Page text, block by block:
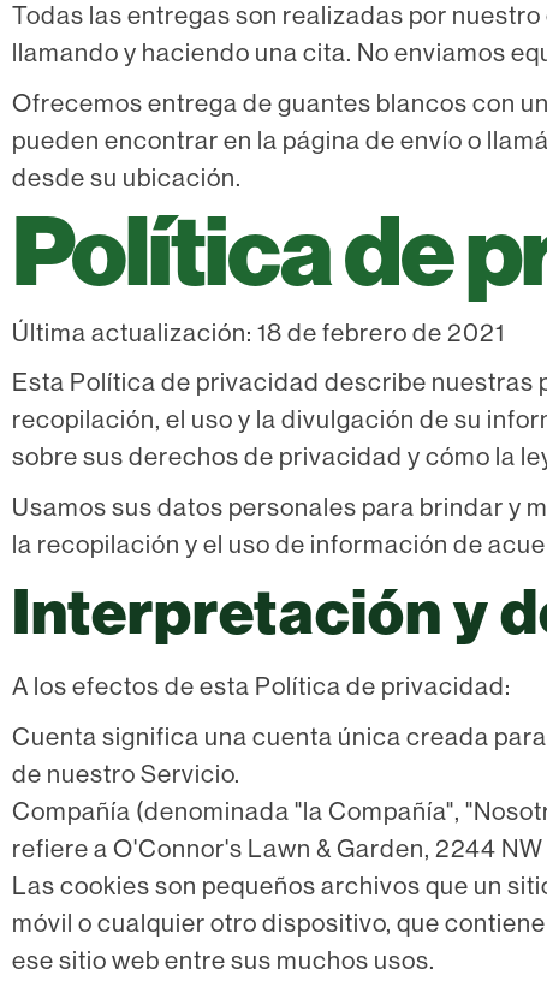
Todas las entregas son realizadas por
llamando y haciendo una cita. No enviamos
Ofrecemos entrega de guantes blancos con
pueden encontrar en la página de envío o
desde su ubicación.
Política de
Última actualización: 18 de febrero de 2021
Esta Política de privacidad describe nuestras
recopilación, el uso y la divulgación de su
sobre sus derechos de privacidad y cómo la
Usamos sus datos personales para brindar y
la recopilación y el uso de información de
Interpretación y
A los efectos de esta Política de privacidad:
Cuenta significa una cuenta única creada
de nuestro Servicio.
Compañía (denominada "la Compañía",
refiere a O'Connor's Lawn & Garden, 2244
Las cookies son pequeños archivos que un
móvil o cualquier otro dispositivo, que
ese sitio web entre sus muchos usos.